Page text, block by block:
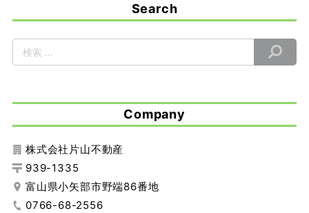
Search
Company
株式会社片山不動産
939-1335
富山県小矢部市野端86番地
0766-68-2556